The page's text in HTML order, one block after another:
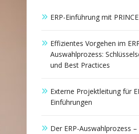
ERP-Einführung mit
Effizientes Vorgehen im
Auswahlprozess:
und Best Practices
Externe Projektleitung für
Einführungen
Der ERP-Auswahlprozess –